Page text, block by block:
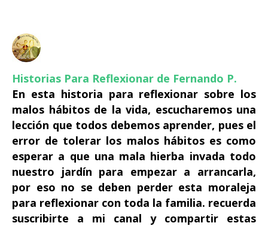
Historias Para Reflexionar de Fernando P.
En esta historia para reflexionar sobre los
malos hábitos de la vida, escucharemos una
lección que todos debemos aprender, pues el
error de tolerar los malos hábitos es como
esperar a que una mala hierba invada todo
nuestro jardín para empezar a arrancarla,
por eso no se deben perder esta moraleja
para reflexionar con toda la familia. recuerda
suscribirte a mi canal y compartir estas